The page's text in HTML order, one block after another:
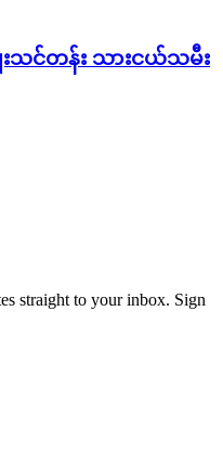
သင်တန်း သားငယ်သမီး
straight to your inbox. Sign